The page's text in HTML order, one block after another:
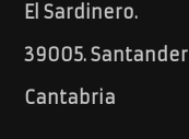
El Sardinero.
39005. Santander
Cantabria